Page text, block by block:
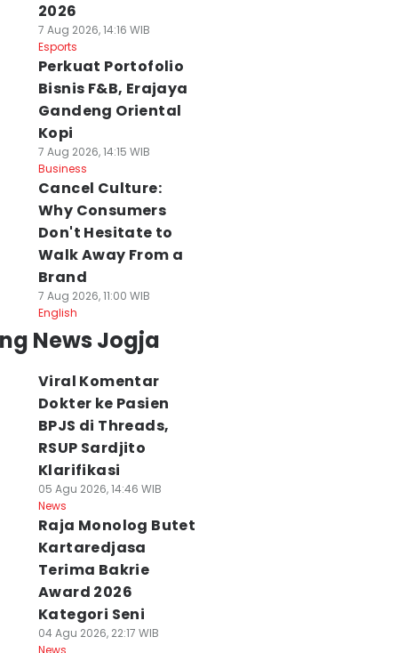
2026
7 Aug 2026, 14:16 WIB
Esports
Perkuat Portofolio
Bisnis F&B, Erajaya
Gandeng Oriental
Kopi
7 Aug 2026, 14:15 WIB
Business
Cancel Culture:
Why Consumers
Don't Hesitate to
Walk Away From a
Brand
7 Aug 2026, 11:00 WIB
English
News Jogja
Viral Komentar
Dokter ke Pasien
BPJS di Threads,
RSUP Sardjito
Klarifikasi
05 Agu 2026, 14:46 WIB
News
Raja Monolog Butet
Kartaredjasa
Terima Bakrie
Award 2026
Kategori Seni
04 Agu 2026, 22:17 WIB
News